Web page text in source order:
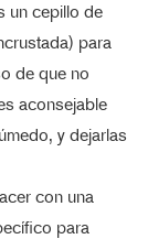
un cepillo de
para
de que no
aconsejable
y dejarlas
con una
para